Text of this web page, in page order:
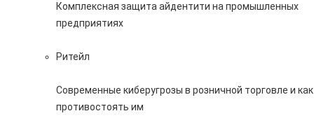
Комплексная защита айдентити на промышленных
предприятиях
Ритейл
Современные киберугрозы в розничной торговле и как
противостоять им